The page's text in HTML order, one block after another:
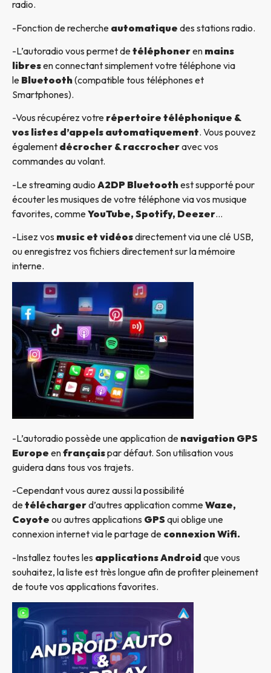
radio.
-Fonction de recherche automatique des stations radio.
-L’autoradio vous permet detéléphoneren mains
libresen connectant simplement votre téléphone via
le Bluetooth(compatible tous téléphones et
Smartphones).
-Vous récupérez votre répertoire téléphonique &
vos listes d’appels automatiquement. Vous pouvez
également décrocher & raccrocheravec vos
commandes au volant.
-Le streaming audio A2DP Bluetoothest supporté pour
écouter les musiques de votre téléphone via vos musique
favorites, commeYouTube, Spotify, Deezer…
-Lisez vos music et vidéosdirectement via une clé USB,
ou enregistrez vos fichiers directement sur la mémoire
interne.
-L’autoradio possède une application de navigation GPS
Europe enfrançaispar défaut. Son utilisation vous
guidera dans tous vos trajets.
-Cependant vous aurez aussi la possibilité
detéléchargerd’autres application commeWaze,
Coyote ou autres applications GPSqui oblige une
connexion internet via le partage de connexion Wifi.
-Installez toutes les applications Android que vous
souhaitez, la liste est très longue afin de profiter pleinement
de toute vos applications favorites.